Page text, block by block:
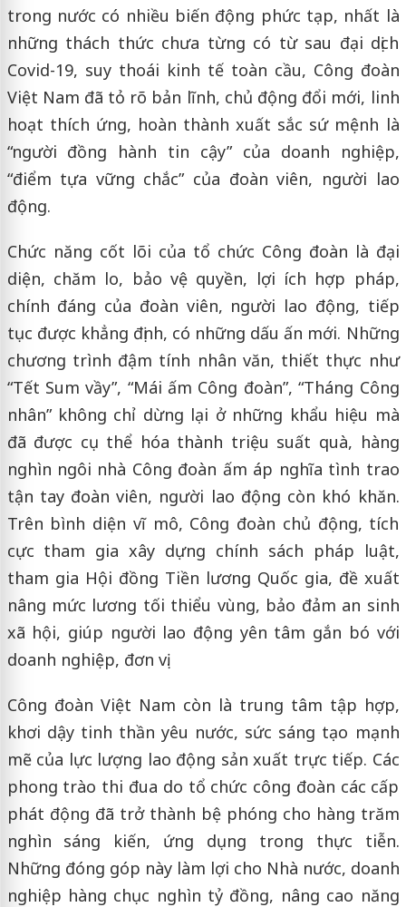
trong nước có nhiều biến động phức tạp, nhất là
những thách thức chưa từng có từ sau đại dịch
Covid-19, suy thoái kinh tế toàn cầu, Công đoàn
Việt Nam đã tỏ rõ bản lĩnh, chủ động đổi mới, linh
hoạt thích ứng, hoàn thành xuất sắc sứ mệnh là
“người đồng hành tin cậy” của doanh nghiệp,
“điểm tựa vững chắc” của đoàn viên, người lao
động.
Chức năng cốt lõi của tổ chức Công đoàn là đại
diện, chăm lo, bảo vệ quyền, lợi ích hợp pháp,
chính đáng của đoàn viên, người lao động, tiếp
tục được khẳng định, có những dấu ấn mới. Những
chương trình đậm tính nhân văn, thiết thực như
“Tết Sum vầy”, “Mái ấm Công đoàn”, “Tháng Công
nhân” không chỉ dừng lại ở những khẩu hiệu mà
đã được cụ thể hóa thành triệu suất quà, hàng
nghìn ngôi nhà Công đoàn ấm áp nghĩa tình trao
tận tay đoàn viên, người lao động còn khó khăn.
Trên bình diện vĩ mô, Công đoàn chủ động, tích
cực tham gia xây dựng chính sách pháp luật,
tham gia Hội đồng Tiền lương Quốc gia, đề xuất
nâng mức lương tối thiểu vùng, bảo đảm an sinh
xã hội, giúp người lao động yên tâm gắn bó với
doanh nghiệp, đơn vị.
Công đoàn Việt Nam còn là trung tâm tập hợp,
khơi dậy tinh thần yêu nước, sức sáng tạo mạnh
mẽ của lực lượng lao động sản xuất trực tiếp. Các
phong trào thi đua do tổ chức công đoàn các cấp
phát động đã trở thành bệ phóng cho hàng trăm
nghìn sáng kiến, ứng dụng trong thực tiễn.
Những đóng góp này làm lợi cho Nhà nước, doanh
nghiệp hàng chục nghìn tỷ đồng, nâng cao năng